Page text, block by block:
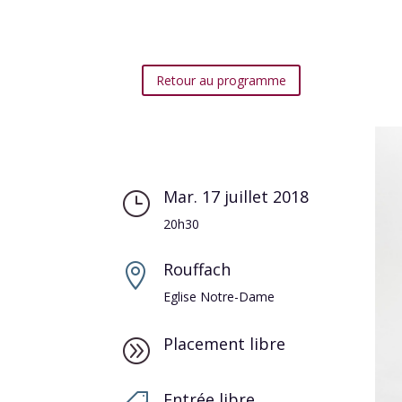
Retour au programme
} Mar. 17 juillet 2018
20h30
 Rouffach
Eglise Notre-Dame
A Placement libre